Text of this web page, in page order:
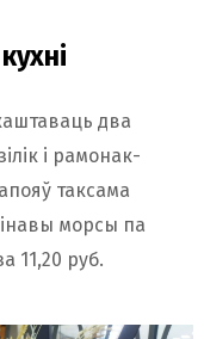
два
і рамонак-
таксама
морсы па
11,20 руб.